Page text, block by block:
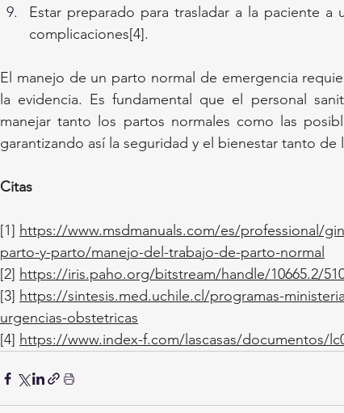
Estar preparado para trasladar a la paciente
complicaciones[4].
El manejo de un parto normal de emergencia
la evidencia. Es fundamental que el personal
manejar tanto los partos normales como las
garantizando así la seguridad y el bienestar tanto
Citas
[1] https://www.msdmanuals.com/es/professional/
parto-y-parto/manejo-del-trabajo-de-parto-normal
[2] https://iris.paho.org/bitstream/handle/10665.2/
[3] https://sintesis.med.uchile.cl/programas-
urgencias-obstetricas
[4] https://www.index-f.com/lascasas/documentos/